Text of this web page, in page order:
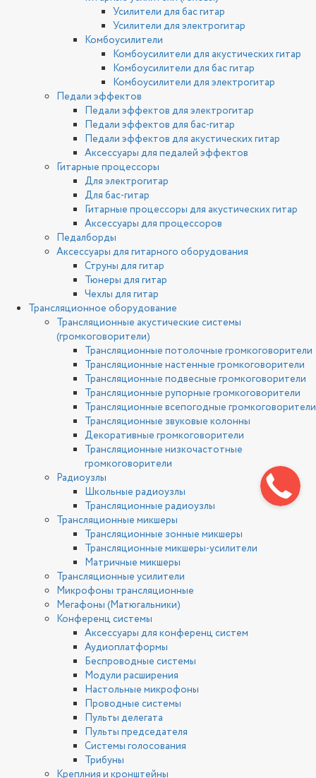
Усилители для бас гитар
Усилители для электрогитар
Комбоусилители
Комбоусилители для акустических гитар
Комбоусилители для бас гитар
Комбоусилители для электрогитар
Педали эффектов
Педали эффектов для электрогитар
Педали эффектов для бас-гитар
Педали эффектов для акустических гитар
Аксессуары для педалей эффектов
Гитарные процессоры
Для электрогитар
Для бас-гитар
Гитарные процессоры для акустических гитар
Аксессуары для процессоров
Педалборды
Аксессуары для гитарного оборудования
Струны для гитар
Тюнеры для гитар
Чехлы для гитар
Трансляционное оборудование
Трансляционные акустические системы
(громкоговорители)
Трансляционные потолочные громкоговорители
Трансляционные настенные громкоговорители
Трансляционные подвесные громкоговорители
Трансляционные рупорные громкоговорители
Трансляционные всепогодные громкоговорители
Трансляционные звуковые колонны
Декоративные громкоговорители
Трансляционные низкочастотные
громкоговорители
Радиоузлы
Школьные радиоузлы
Трансляционные радиоузлы
Трансляционные микшеры
Трансляционные зонные микшеры
Трансляционные микшеры-усилители
Матричные микшеры
Трансляционные усилители
Микрофоны трансляционные
Мегафоны (Матюгальники)
Конференц системы
Аксессуары для конференц систем
Аудиоплатформы
Беспроводные системы
Модули расширения
Настольные микрофоны
Проводные системы
Пульты делегата
Пульты председателя
Системы голосования
Трибуны
Креплния и кронштейны